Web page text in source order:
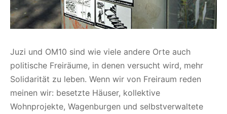
Juzi und OM10 sind wie viele andere Orte auch
politische Freiräume, in denen versucht wird, mehr
Solidarität zu leben. Wenn wir von Freiraum reden
meinen wir: besetzte Häuser, kollektive
Wohnprojekte, Wagenburgen und selbstverwaltete